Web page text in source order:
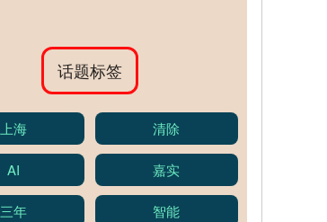
话题标签
上海 清除
AI 嘉实
三年 智能